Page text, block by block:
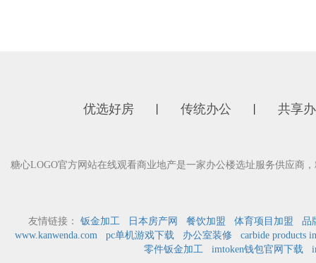
优选好房 传统办公 共享
糖心LOGO官方网站在线观看商业地产是一家办公楼选址服务供应商
友情链接： 钣金加工 日本房产网 餐饮加盟 体育项目加盟
品
www.kanwenda.com
pc单机游戏下载 办公室装修
carbide products
零件钣金加工
imtoken钱包官网下载